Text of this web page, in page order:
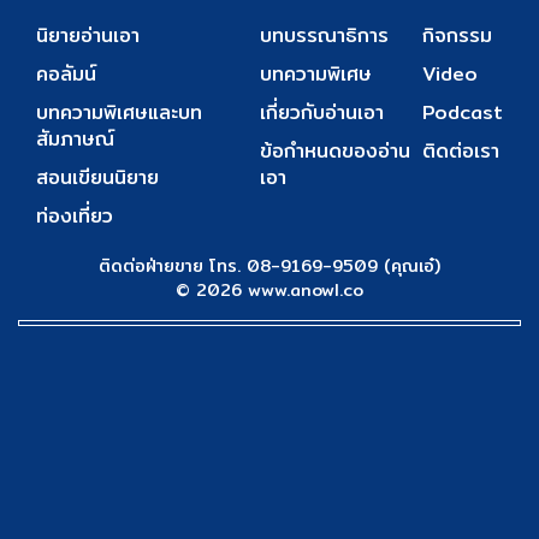
นิยายอ่านเอา
คอลัมน์
บทความพิเศษและบท
สัมภาษณ์
สอนเขียนนิยาย
ท่องเที่ยว
บทบรรณาธิการ
บทความพิเศษ
เกี่ยวกับอ่านเอา
ข้อกำหนดของอ่าน
เอา
กิจกรรม
Video
Podcast
ติดต่อเรา
ติดต่อฝ่ายขาย โทร. 08-9169-9509 (คุณเอ๋)
© 2026 www.anowl.co